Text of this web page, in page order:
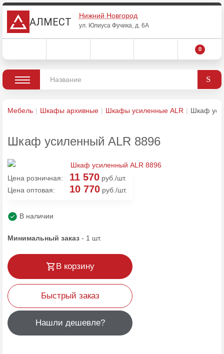
АЛМЕСТ
Нижний Новгород
ул. Юлиуса Фучика, д. 6А
0
Мебель Шкафы архивные Шкафы усиленные ALR Шкаф
Шкаф усиленный ALR 8896
Цена розничная: 11 570 руб./шт.
Цена оптовая:
10 770 руб./шт.
В наличии
Минимальный заказ - 1 шт.
В корзину
Быстрый заказ
Нашли дешевле?